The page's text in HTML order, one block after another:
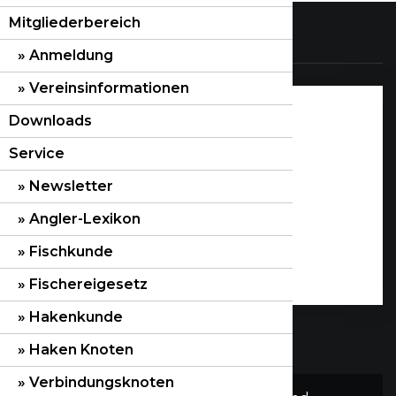
Mitgliederbereich
Anmeldung
Vereinsinformationen
Downloads
Service
Newsletter
Angler-Lexikon
Fischkunde
Fischereigesetz
Hakenkunde
Haken Knoten
Verbindungsknoten
Links
Impressum
Datenschutzerklärung
Kontakt:
ASV Ostalb e. V.
Postfach 1147
73401 Aalen
Vorstand